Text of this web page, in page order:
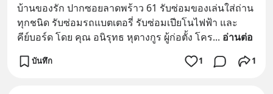
บ้านของรัก ปากซอยลาดพร้าว 61 รับซ่อมของเล่นใส่ถ่าน
ทุกชนิด รับซ่อมรถแบตเตอรี่ รับซ่อมเปียโนไฟฟ้า และ
คีย์บอร์ด โดย คุณ อนิรุทธ หุตางกูร ผู้ก่อตั้ง โคร... อ่านต่อ
บันทึก 1 1